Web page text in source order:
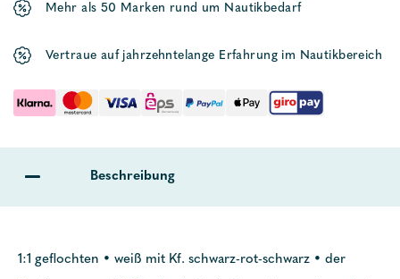
Mehr als 50 Marken rund um Nautikbedarf
Vertraue auf jahrzehntelange Erfahrung im Nautikbereich
Beschreibung
1:1 geflochten • weiß mit Kf. schwarz-rot-schwarz • der